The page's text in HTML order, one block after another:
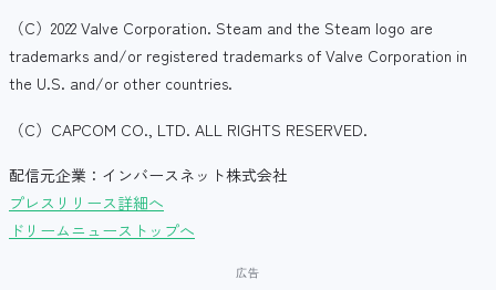
（C）2022 Valve Corporation. Steam and the Steam logo are
trademarks and/or registered trademarks of Valve Corporation in
the U.S. and/or other countries.
（C）CAPCOM CO., LTD. ALL RIGHTS RESERVED.
配信元企業：インバースネット株式会社
プレスリリース詳細へ
ドリームニューストップへ